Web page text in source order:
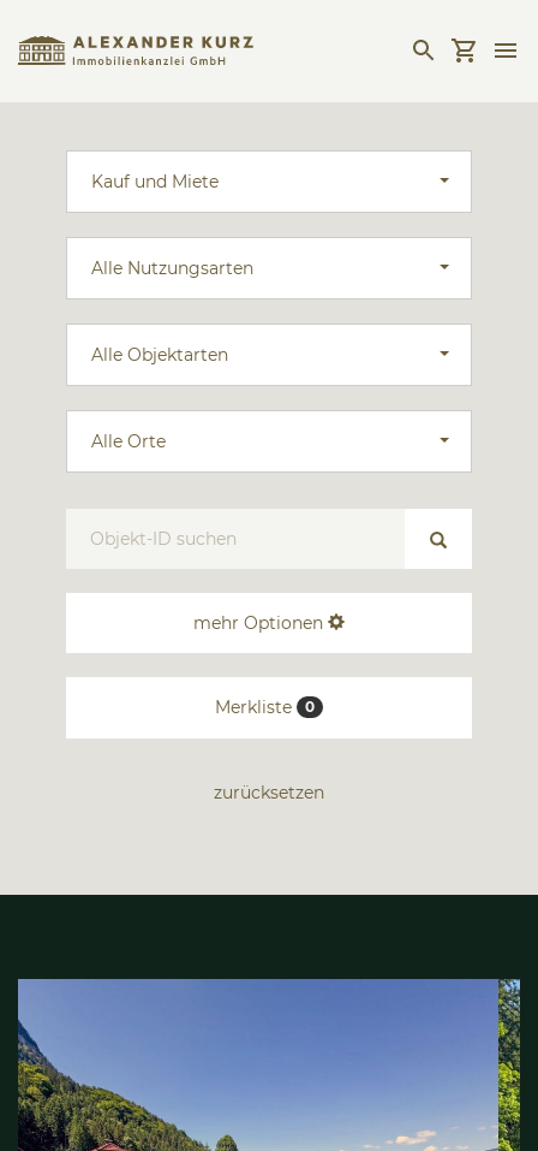
Kauf und Miete
Alle Nutzungsarten
Alle Objektarten
Alle Orte
mehr Optionen
Merkliste 0
zurücksetzen